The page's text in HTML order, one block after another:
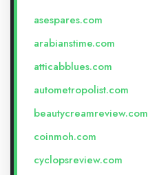
asespares.com
arabianstime.com
atticabblues.com
autometropolist.com
beautycreamreview.com
coinmoh.com
cyclopsreview.com